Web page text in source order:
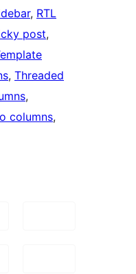
, RTL
post
, Threaded
columns